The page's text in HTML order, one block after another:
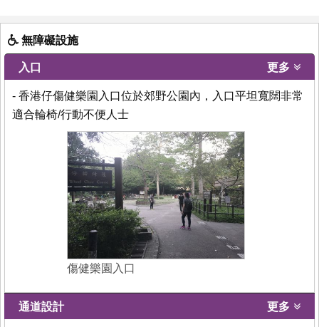
無障礙設施
入口 更多
- 香港仔傷健樂園入口位於郊野公園內，入口平坦寬闊非常
適合輪椅/行動不便人士
傷健樂園入口
通道設計 更多